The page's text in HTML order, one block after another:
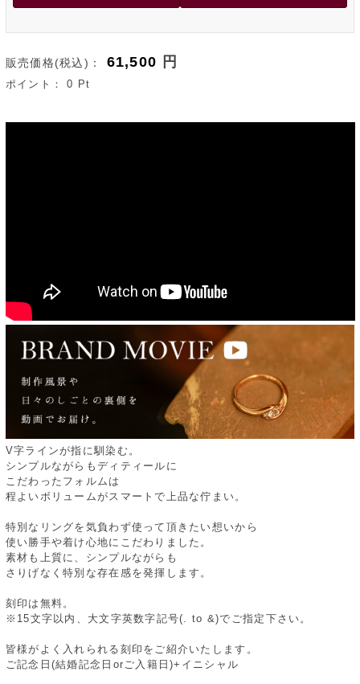
販売価格(税込)： 61,500 円
ポイント：0 Pt
V字ラインが指に馴染む。
シンプルながらもディティールに
こだわったフォルムは
程よいボリュームがスマートで上品な佇まい。
特別なリングを気負わず使って頂きたい想いから
使い勝手や着け心地にこだわりました。
素材も上質に、シンプルながらも
さりげなく特別な存在感を発揮します。
刻印は無料。
※15文字以内、大文字英数字記号(. to &)でご指定下さい。
皆様がよく入れられる刻印をご紹介いたします。
ご記念日(結婚記念日orご入籍日)+イニシャル